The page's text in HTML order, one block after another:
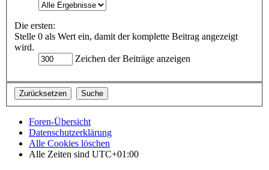
Die ersten:
Stelle 0 als Wert ein, damit der komplette Beitrag angezeigt
wird.
Zeichen der Beiträge anzeigen
Foren-Übersicht
Datenschutzerklärung
Alle Cookies löschen
Alle Zeiten sind UTC+01:00